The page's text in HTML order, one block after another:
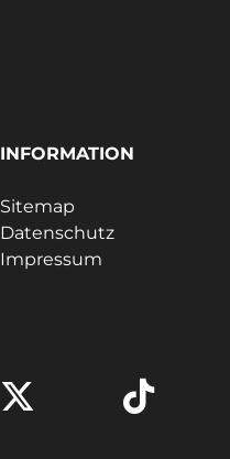
INFORMATION
Sitemap
Datenschutz
Impressum